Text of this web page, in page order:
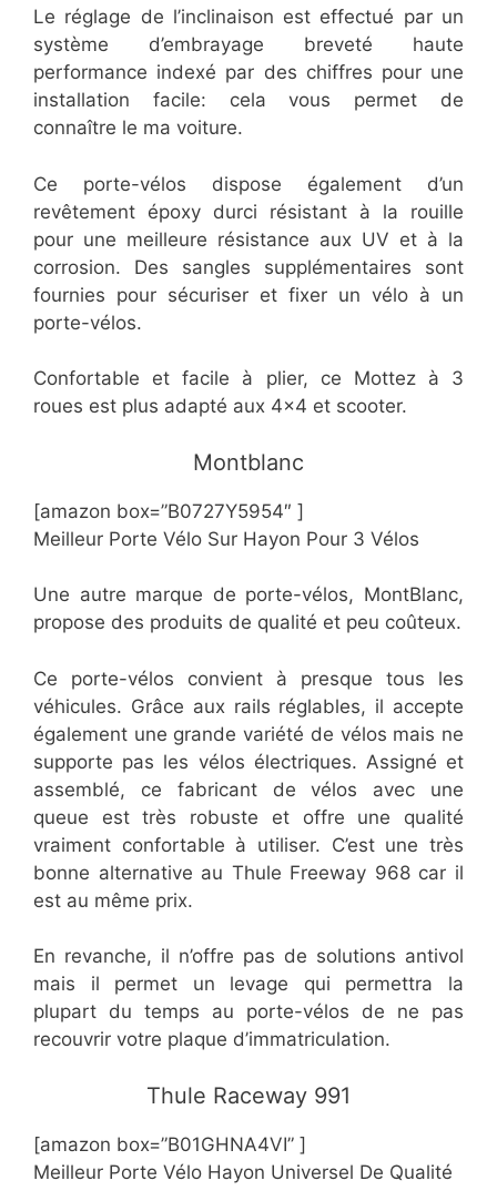
Le réglage de l’inclinaison est effectué par un
système d’embrayage breveté haute
performance indexé par des chiffres pour une
installation facile: cela vous permet de
connaître le ma voiture.
Ce porte-vélos dispose également d’un
revêtement époxy durci résistant à la rouille
pour une meilleure résistance aux UV et à la
corrosion. Des sangles supplémentaires sont
fournies pour sécuriser et fixer un vélo à un
porte-vélos.
Confortable et facile à plier, ce Mottez à 3
roues est plus adapté aux 4×4 et scooter.
​Montblanc
[amazon box=”B0727Y5954″ ]
Meilleur Porte Vélo Sur Hayon Pour 3 Vélos
Une autre marque de porte-vélos, MontBlanc,
propose des produits de qualité et peu coûteux.
Ce porte-vélos convient à presque tous les
véhicules. Grâce aux rails réglables, il accepte
également une grande variété de vélos mais ne
supporte pas les vélos électriques. Assigné et
assemblé, ce fabricant de vélos avec une
queue est très robuste et offre une qualité
vraiment confortable à utiliser. C’est une très
bonne alternative au Thule Freeway 968 car il
est au même prix.
En revanche, il n’offre pas de solutions antivol
mais il permet un levage qui permettra la
plupart du temps au porte-vélos de ne pas
recouvrir votre plaque d’immatriculation.
​​Thule Raceway 991
[amazon box=”B01GHNA4VI” ]
Meilleur Porte Vélo Hayon Universel De Qualité